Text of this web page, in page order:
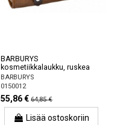
BARBURYS
kosmetiikkalaukku, ruskea
BARBURYS
0150012
55,86 € 64,85 €
Lisää ostoskoriin